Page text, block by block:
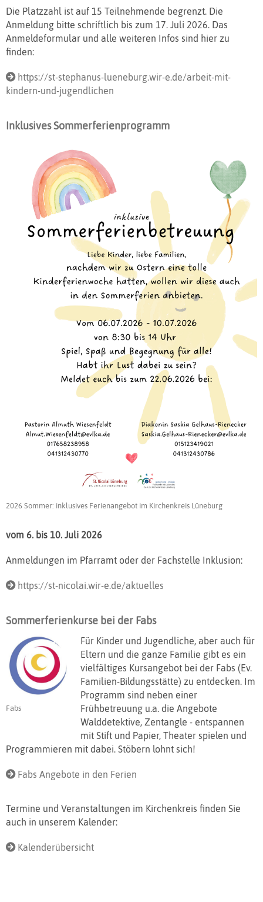
Die Platzzahl ist auf 15 Teilnehmende begrenzt. Die
Anmeldung bitte schriftlich bis zum 17. Juli 2026. Das
Anmeldeformular und alle weiteren Infos sind hier zu
finden:
https://st-stephanus-lueneburg.wir-e.de/arbeit-mit-
kindern-und-jugendlichen
Inklusives Sommerferienprogramm
2026 Sommer: inklusives Ferienangebot im Kirchenkreis Lüneburg
vom 6. bis 10. Juli 2026
Anmeldungen im Pfarramt oder der Fachstelle Inklusion:
https://st-nicolai.wir-e.de/aktuelles
Sommerferienkurse bei der Fabs
Fabs
Für Kinder und Jugendliche, aber auch für
Eltern und die ganze Familie gibt es ein
vielfältiges Kursangebot bei der Fabs (Ev.
Familien-Bildungsstätte) zu entdecken. Im
Programm sind neben einer
Frühbetreuung u.a. die Angebote
Walddetektive, Zentangle - entspannen
mit Stift und Papier, Theater spielen und
Programmieren mit dabei. Stöbern lohnt sich!
Fabs Angebote in den Ferien
Termine und Veranstaltungen im Kirchenkreis finden Sie
auch in unserem Kalender:
Kalenderübersicht